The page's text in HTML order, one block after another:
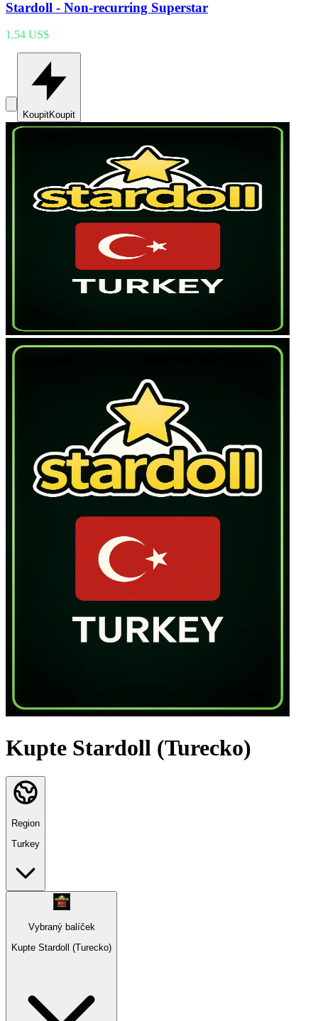
Stardoll - Non-recurring Superstar
1,54 US$
KoupitKoupit
Kupte Stardoll (Turecko)
Region
Turkey
Vybraný balíček
Kupte Stardoll (Turecko)